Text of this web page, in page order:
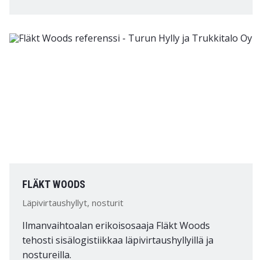
FLÄKT WOODS
Läpivirtaushyllyt, nosturit
Ilmanvaihtoalan erikoisosaaja Fläkt Woods
tehosti sisälogistiikkaa läpivirtaushyllyillä ja
nostureilla.